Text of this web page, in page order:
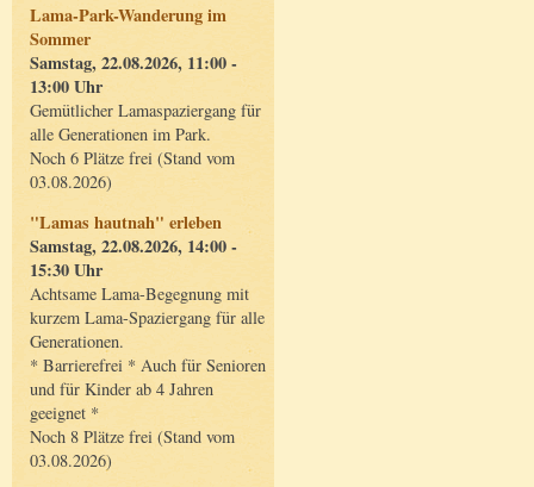
Lama-Park-Wanderung im
Sommer
Samstag, 22.08.2026, 11:00 -
13:00 Uhr
Gemütlicher Lamaspaziergang für
alle Generationen im Park.
Noch 6 Plätze frei (Stand vom
03.08.2026)
"Lamas hautnah" erleben
Samstag, 22.08.2026, 14:00 -
15:30 Uhr
Achtsame Lama-Begegnung mit
kurzem Lama-Spaziergang für alle
Generationen.
* Barrierefrei * Auch für Senioren
und für Kinder ab 4 Jahren
geeignet *
Noch 8 Plätze frei (Stand vom
03.08.2026)